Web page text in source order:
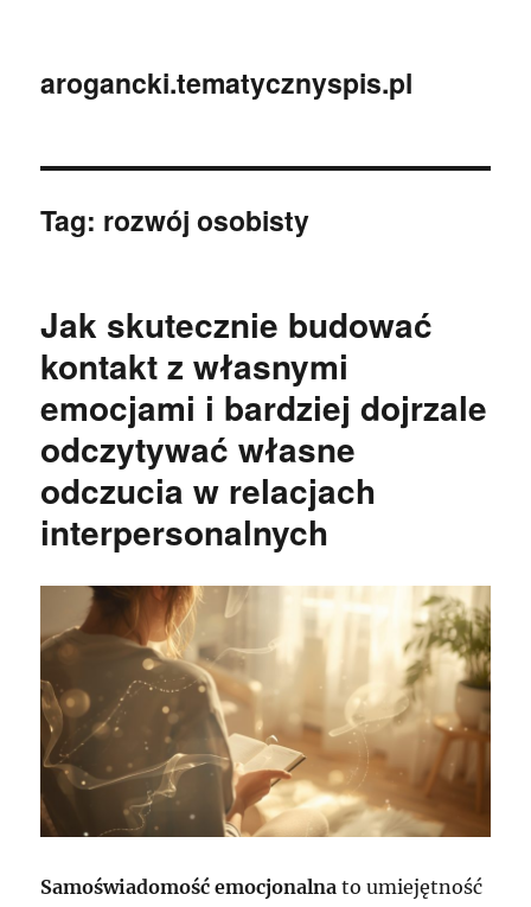
arogancki.tematycznyspis.pl
Tag: rozwój osobisty
Jak skutecznie budować
kontakt z własnymi
emocjami i bardziej dojrzale
odczytywać własne
odczucia w relacjach
interpersonalnych
Samoświadomość emocjonalna to umiejętność